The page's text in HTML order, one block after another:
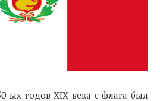
ых годов XIX века с флага был